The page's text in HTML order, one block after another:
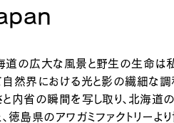
道の広大な風景と野生の生命は
自然界における光と影の繊細な
と内省の瞬間を写し取り、北海道
、徳島県のアワガミファクトリー